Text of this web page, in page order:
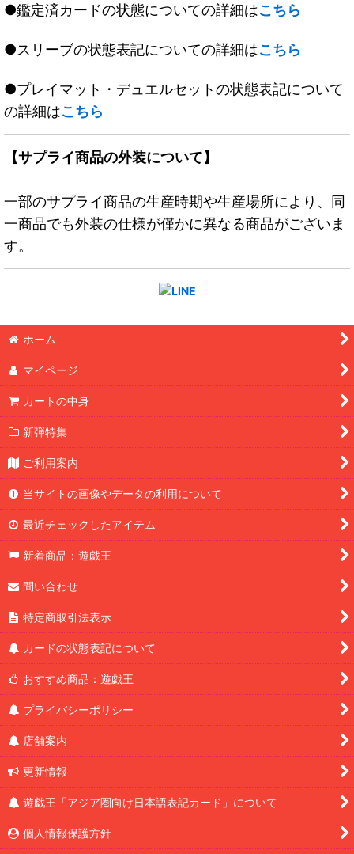
●鑑定済カードの状態についての詳細はこちら
●スリーブの状態表記についての詳細はこちら
●プレイマット・デュエルセットの状態表記について
の詳細はこちら
【サプライ商品の外装について】
一部のサプライ商品の生産時期や生産場所により、同
一商品でも外装の仕様が僅かに異なる商品がございま
す。
ホーム
マイページ
カートの中身
新弾特集
ご利用案内
当サイトの画像やデータの利用について
最近チェックしたアイテム
新着商品：遊戯王
問い合わせ
特定商取引法表示
カードの状態表記について
おすすめ商品：遊戯王
プライバシーポリシー
店舗案内
更新情報
遊戯王「アジア圏向け日本語表記カード」について
個人情報保護方針